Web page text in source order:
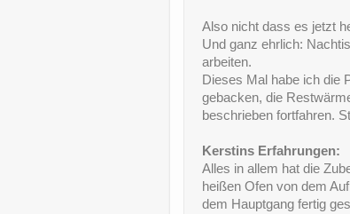
Also nicht dass es jetzt
Und ganz ehrlich:
arbeiten.
Dieses Mal habe ich die
gebacken, die
beschrieben fortfahren.
Kerstins Erfahrungen:
Alles in allem hat die
heißen Ofen von dem
dem Hauptgang fertig